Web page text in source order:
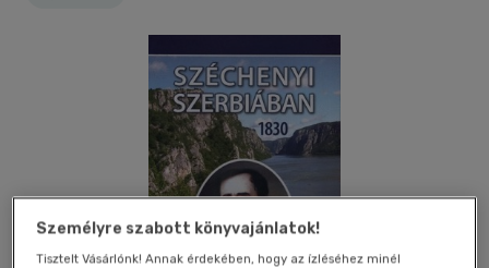
Személyre szabott könyvajánlatok!
Tisztelt Vásárlónk! Annak érdekében, hogy az ízléséhez minél